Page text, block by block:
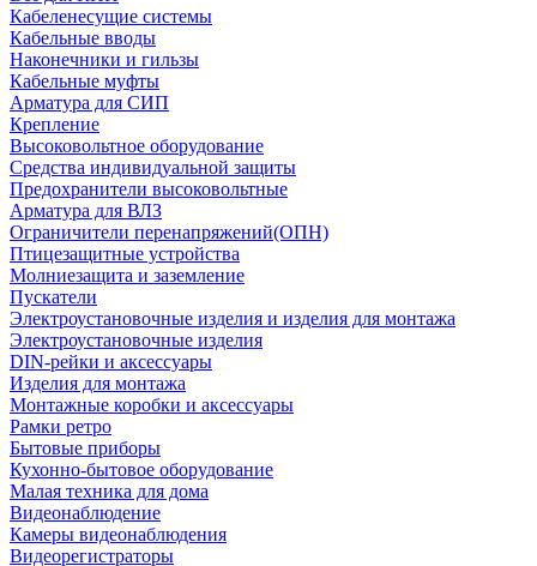
Кабеленесущие системы
Кабельные вводы
Наконечники и гильзы
Кабельные муфты
Арматура для СИП
Крепление
Высоковольтное оборудование
Средства индивидуальной защиты
Предохранители высоковольтные
Арматура для ВЛЗ
Ограничители перенапряжений(ОПН)
Птицезащитные устройства
Молниезащита и заземление
Пускатели
Электроустановочные изделия и изделия для монтажа
Электроустановочные изделия
DIN-рейки и аксессуары
Изделия для монтажа
Монтажные коробки и аксессуары
Рамки ретро
Бытовые приборы
Кухонно-бытовое оборудование
Малая техника для дома
Видеонаблюдение
Камеры видеонаблюдения
Видеорегистраторы